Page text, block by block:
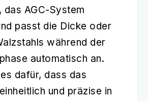
das AGC-System
passt die Dicke oder
während der
automatisch an.
dafür, dass das
und präzise in